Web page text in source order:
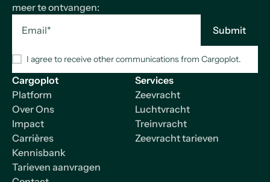
Cargoplot
Platform
Over Ons
Impact
Carrières
Kennisbank
Tarieven aanvragen
Services
Zeevracht
Luchtvracht
Treinvracht
Zeevracht tarieven
meer te ontvangen:
I agree to receive other communications from Cargoplot.